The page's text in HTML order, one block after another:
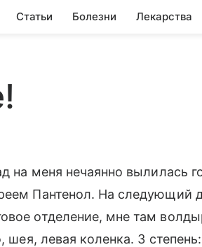
Статьи Болезни Лекарства
на меня нечаянно вылилась
Пантенол. На следующий
отделение, мне там
шея, левая коленка. 3